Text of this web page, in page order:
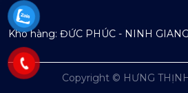
Kho hàng: ĐỨC PHÚC - NINH
Copyright © HƯNG